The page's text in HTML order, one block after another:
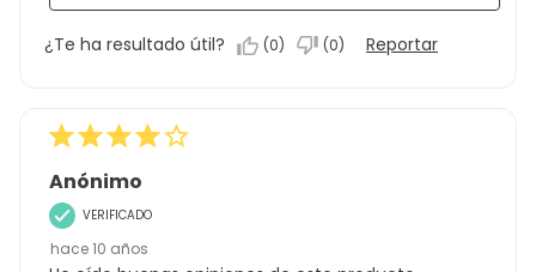
¿Te ha resultado útil? (0) (0) Reportar
Anónimo
VERIFICADO
hace 10 años